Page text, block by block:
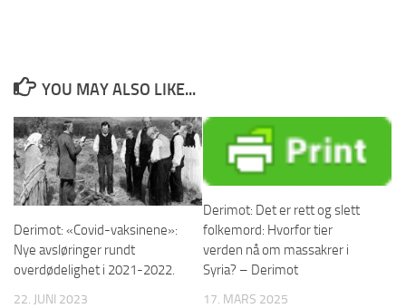
YOU MAY ALSO LIKE...
Derimot: «Covid-vaksinene»:
Nye avsløringer rundt
overdødelighet i 2021-2022.
22. JUNI 2023
Derimot: Det er rett og slett
folkemord: Hvorfor tier
verden nå om massakrer i
Syria? – Derimot
17. MARS 2025